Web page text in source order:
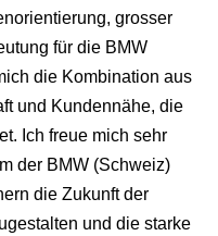
grosser
für die BMW
die Kombination aus
und Kundennähe, die
Ich freue mich sehr
der BMW (Schweiz)
die Zukunft der
und die starke